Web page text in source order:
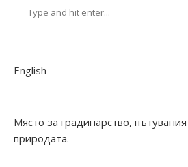
English
Място за градинарство,
природата.